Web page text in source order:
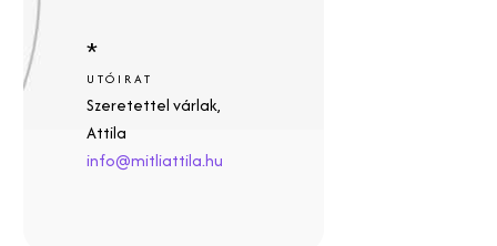
*
UTÓIRAT
Szeretettel várlak,
Attila
info@mitliattila.hu